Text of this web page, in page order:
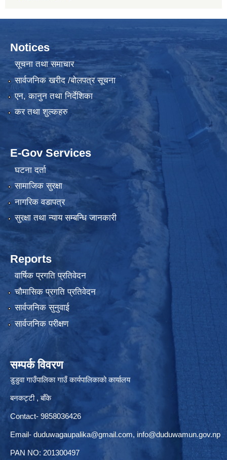
Notices
सूचना तथा समाचार
सार्वजनिक खरीद /बोलपत्र सूचना
एन, कानुन तथा निर्देशिका
कर तथा शुल्कहरु
E-Gov Services
घटना दर्ता
सामाजिक सुरक्षा
नागरिक वडापत्र
सुरक्षा तथा न्याय सम्बन्धि जानकारी
Reports
वार्षिक प्रगति प्रतिवेदन
चौमासिक प्रगति प्रतिवेदन
सार्वजनिक सुनुवाई
सार्वजनिक परीक्षण
सम्पर्क विवरण
डुडुवा गाउँपालिका गाउँ कार्यपालिकाको कार्यालय
बनकट्टी , बाँके
Contact- 9858036426
Email- duduwagaupalika@gmail.com, info@duduwamun.gov.np
PAN NO: 201300497